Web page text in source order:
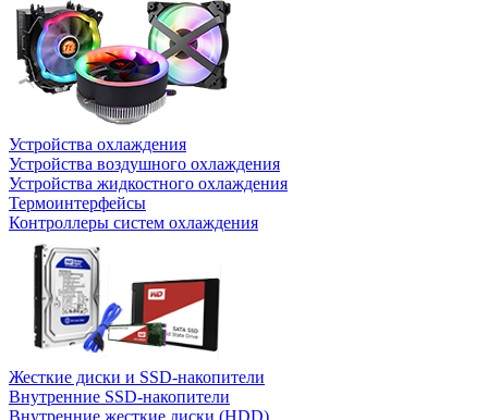
Устройства охлаждения
Устройства воздушного охлаждения
Устройства жидкостного охлаждения
Термоинтерфейсы
Контроллеры систем охлаждения
Жесткие диски и SSD-накопители
Внутренние SSD-накопители
Внутренние жесткие диски (HDD)